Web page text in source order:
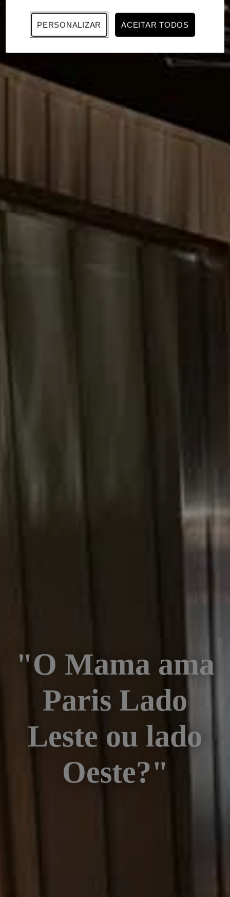
"O Mama ama
Paris Lado
Leste ou lado
Oeste?"
PERSONALIZAR ACEITAR TODOS